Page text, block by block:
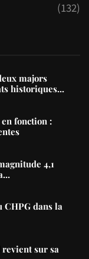
(132)
majors
historiques...
fonction :
4,1
CHPG dans la
sur sa